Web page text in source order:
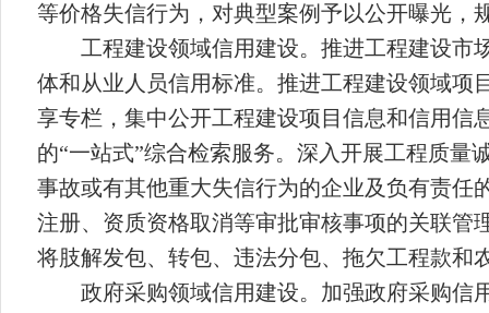
等价格失信行为，对典型案例予以公开曝光，
工程建设领域信用建设。推进工程建设市
体和从业人员信用标准。推进工程建设领域项
享专栏，集中公开工程建设项目信息和信用信
的“一站式”综合检索服务。深入开展工程质
事故或有其他重大失信行为的企业及负有责任
注册、资质资格取消等审批审核事项的关联管
将肢解发包、转包、违法分包、拖欠工程款和
政府采购领域信用建设。加强政府采购信